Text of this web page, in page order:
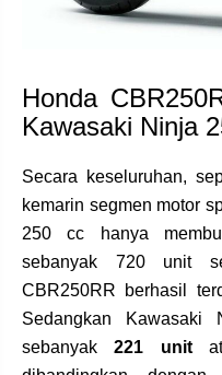
Honda
Kawasaki Ninja
Secara keseluruhan,
kemarin segmen motor
250 cc hanya
sebanyak 720 unit
CBR250RR berhasil
Sedangkan Kawasaki
sebanyak 221 unit